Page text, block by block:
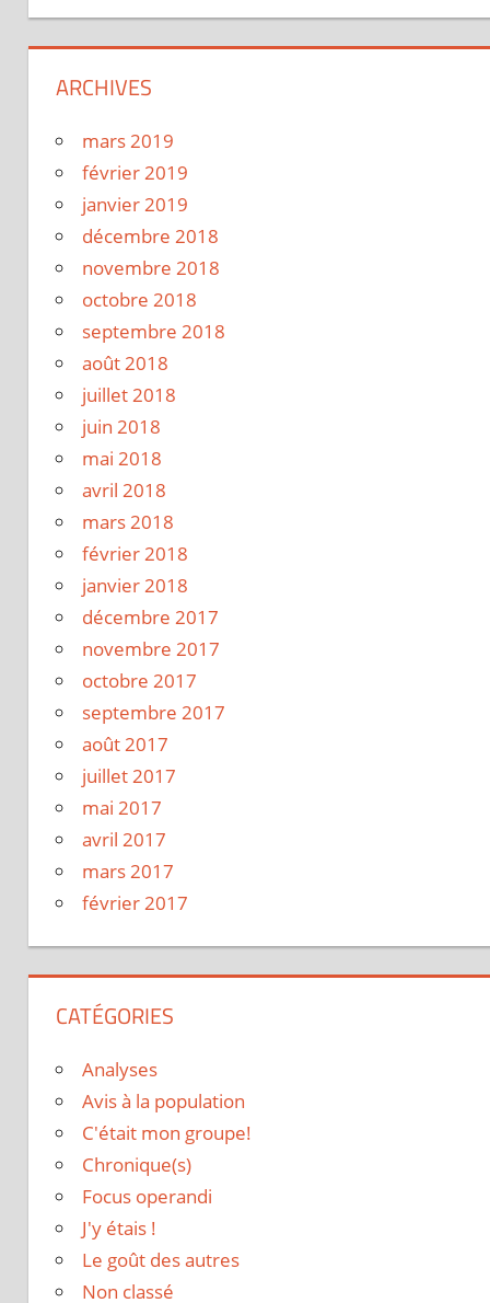
ARCHIVES
mars 2019
février 2019
janvier 2019
décembre 2018
novembre 2018
octobre 2018
septembre 2018
août 2018
juillet 2018
juin 2018
mai 2018
avril 2018
mars 2018
février 2018
janvier 2018
décembre 2017
novembre 2017
octobre 2017
septembre 2017
août 2017
juillet 2017
mai 2017
avril 2017
mars 2017
février 2017
CATÉGORIES
Analyses
Avis à la population
C'était mon groupe!
Chronique(s)
Focus operandi
J'y étais !
Le goût des autres
Non classé